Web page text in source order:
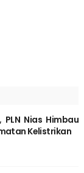
Nias Himbau
Kelistrikan